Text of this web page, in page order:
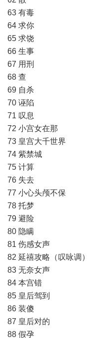
63 有毒
64 求你
65 求饶
66 生事
67 用刑
68 查
69 自杀
70 诬陷
71 叹息
72 小宫女在那
73 皇宫大千世界
74 紫禁城
75 计算
76 失去
77 小心头颅不保
78 托梦
79 避险
80 隐瞒
81 伤感女声
82 延禧攻略（叹咏调）
83 无奈女声
84 本宫错
85 皇后驾到
86 装傻
87 皇后对的
88 假孕